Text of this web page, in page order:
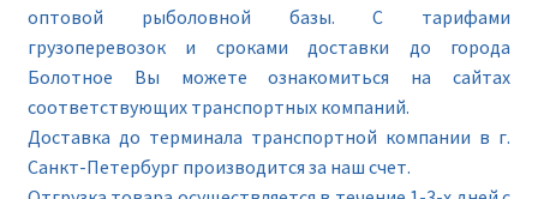
оптовой рыболовной базы. С тарифами
грузоперевозок и сроками доставки до города
Болотное Вы можете ознакомиться на сайтах
соответствующих транспортных компаний.
Доставка до терминала транспортной компании в г.
Санкт-Петербург производится за наш счет.